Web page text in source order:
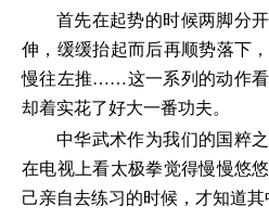
首先在起势的时候两脚分
伸，缓缓抬起而后再顺势落下
慢往左推……这一系列的动作
却着实花了好大一番功夫。
中华武术作为我们的国粹
在电视上看太极拳觉得慢慢悠
己亲自去练习的时候，才知道其